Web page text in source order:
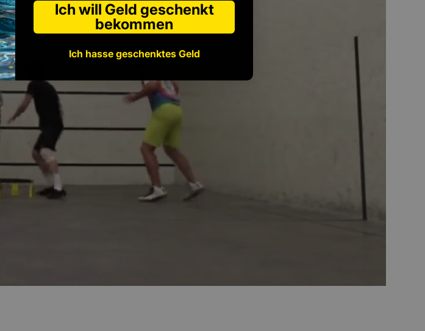
Ich will Geld geschenkt
bekommen
Ich hasse geschenktes Geld